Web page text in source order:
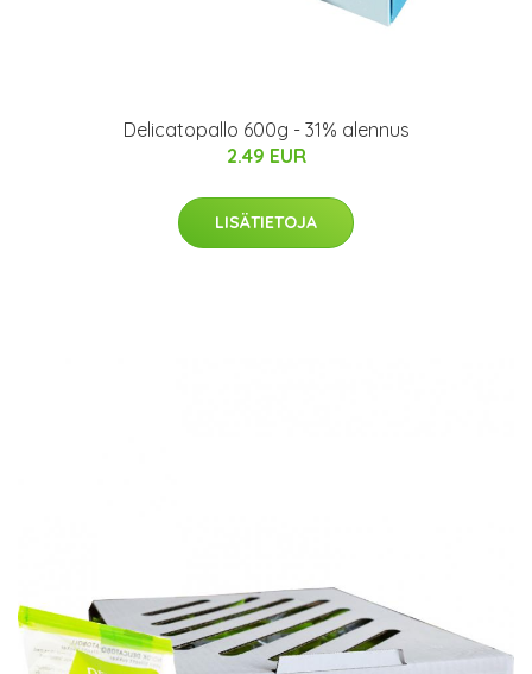
Delicatopallo 600g - 31% alennus
2.49 EUR
LISÄTIETOJA